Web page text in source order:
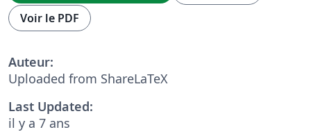
Voir le PDF
Auteur:
Uploaded from ShareLaTeX
Last Updated:
il y a 7 ans